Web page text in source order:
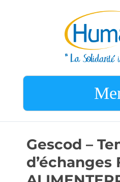
Gescod –
d’échanges